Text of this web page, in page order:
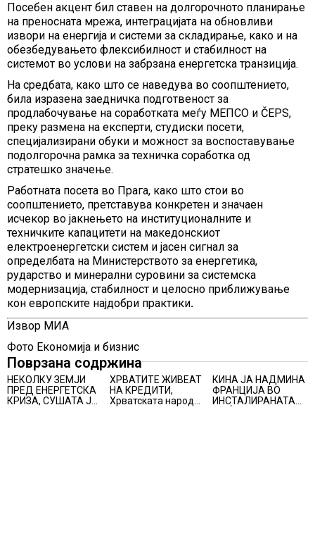
Посебен акцент бил ставен на долгорочното планирање
на преносната мрежа, интеграцијата на обновливи
извори на енергија и системи за складирање, како и на
обезбедувањето флексибилност и стабилност на
системот во услови на забрзана енергетска транзиција.
На средбата, како што се наведува во соопштението,
била изразена заедничка подготвеност за
продлабочување на соработката меѓу МЕПСО и ČEPS,
преку размена на експерти, студиски посети,
специјализирани обуки и можност за воспоставување
подолгорочна рамка за техничка соработка од
стратешко значење.
Работната посета во Прага, како што стои во
соопштението, претставува конкретен и значаен
исчекор во јакнењето на институционалните и
техничките капацитети на македонскиот
електроенергетски систем и јасен сигнал за
определбата на Министерството за енергетика,
рударство и минерални суровини за системска
модернизација, стабилност и целосно приближување
кон европските најдобри практики.
Извор МИА
Фото Економија и бизнис
Поврзана содржина
НЕКОЛКУ ЗЕМЈИ
ПРЕД ЕНЕРГЕТСКА
КРИЗА, СУШАТА ЈА
ХРВАТИТЕ ЖИВЕАТ
НА КРЕДИТИ,
Хрватската народна
КИНА ЈА НАДМИНА
ФРАНЦИЈА ВО
ИНСТАЛИРАНАТА